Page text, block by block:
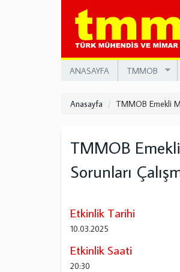
ANASAYFA TMMOB
Anasayfa TMMOB Emekli
TMMOB
Sorunları
Etkinlik Tarihi
10.03.2025
Etkinlik Saati
20:30